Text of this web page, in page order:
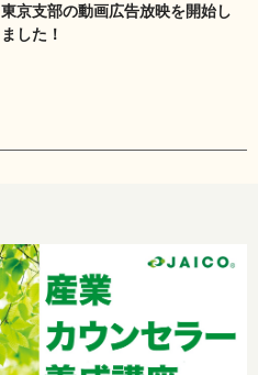
東京支部の動画広告放映を開始し
ました！